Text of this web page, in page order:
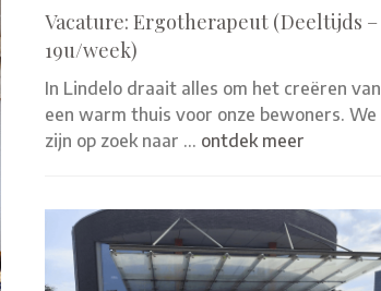
Vacature: Ergotherapeut (Deeltijds –
19u/week)
In Lindelo draait alles om het creëren van
een warm thuis voor onze bewoners. We
zijn op zoek naar … ontdek meer